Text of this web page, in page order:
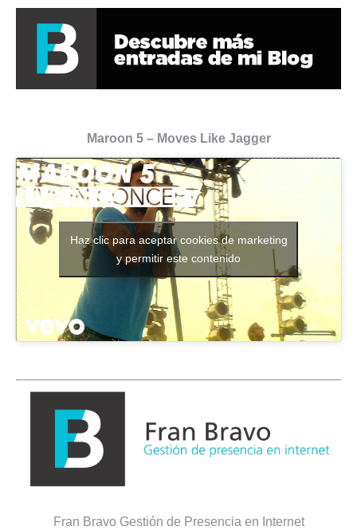
Maroon 5 – Moves Like Jagger
Haz clic para aceptar cookies de marketing
y permitir este contenido
Fran Bravo Gestión de Presencia en Internet